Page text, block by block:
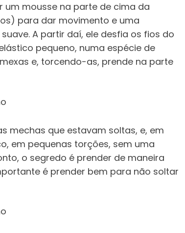
um mousse na parte de cima da
para dar movimento e uma
A partir daí, ele desfia os fios do
pequeno, numa espécie de
e, torcendo-as, prende na parte
mechas que estavam soltas, e, em
em pequenas torções, sem uma
o segredo é prender de maneira
é prender bem para não soltar